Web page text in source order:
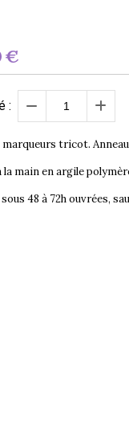
€
:
tricot.
la main en argile
48 à 72h ouvrées,